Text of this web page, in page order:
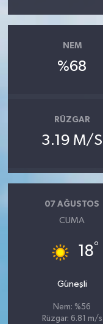
NEM
%68
RÜZGAR
3.19 M/S
07 AĞUSTOS
CUMA
18°
Güneşli
Nem: %56
Rüzgar: 6.81 m/s